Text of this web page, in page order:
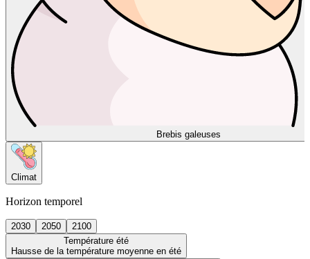
Brebis galeuses
Climat
Horizon temporel
2030 2050
2100
Température été
Hausse de la température moyenne en été